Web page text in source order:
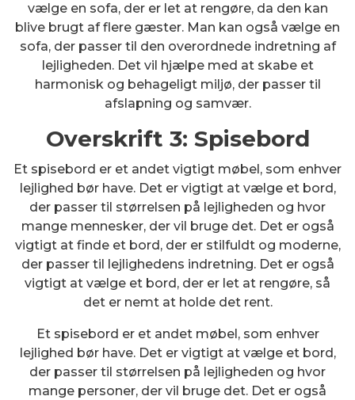
vælge en sofa, der er let at rengøre, da den kan
blive brugt af flere gæster. Man kan også vælge en
sofa, der passer til den overordnede indretning af
lejligheden. Det vil hjælpe med at skabe et
harmonisk og behageligt miljø, der passer til
afslapning og samvær.
Overskrift 3: Spisebord
Et spisebord er et andet vigtigt møbel, som enhver
lejlighed bør have. Det er vigtigt at vælge et bord,
der passer til størrelsen på lejligheden og hvor
mange mennesker, der vil bruge det. Det er også
vigtigt at finde et bord, der er stilfuldt og moderne,
der passer til lejlighedens indretning. Det er også
vigtigt at vælge et bord, der er let at rengøre, så
det er nemt at holde det rent.
Et spisebord er et andet møbel, som enhver
lejlighed bør have. Det er vigtigt at vælge et bord,
der passer til størrelsen på lejligheden og hvor
mange personer, der vil bruge det. Det er også